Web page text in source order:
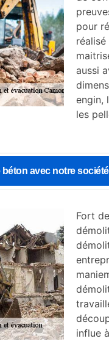
pour
aussi
engin,
les
béton avec notre
Fort
influe